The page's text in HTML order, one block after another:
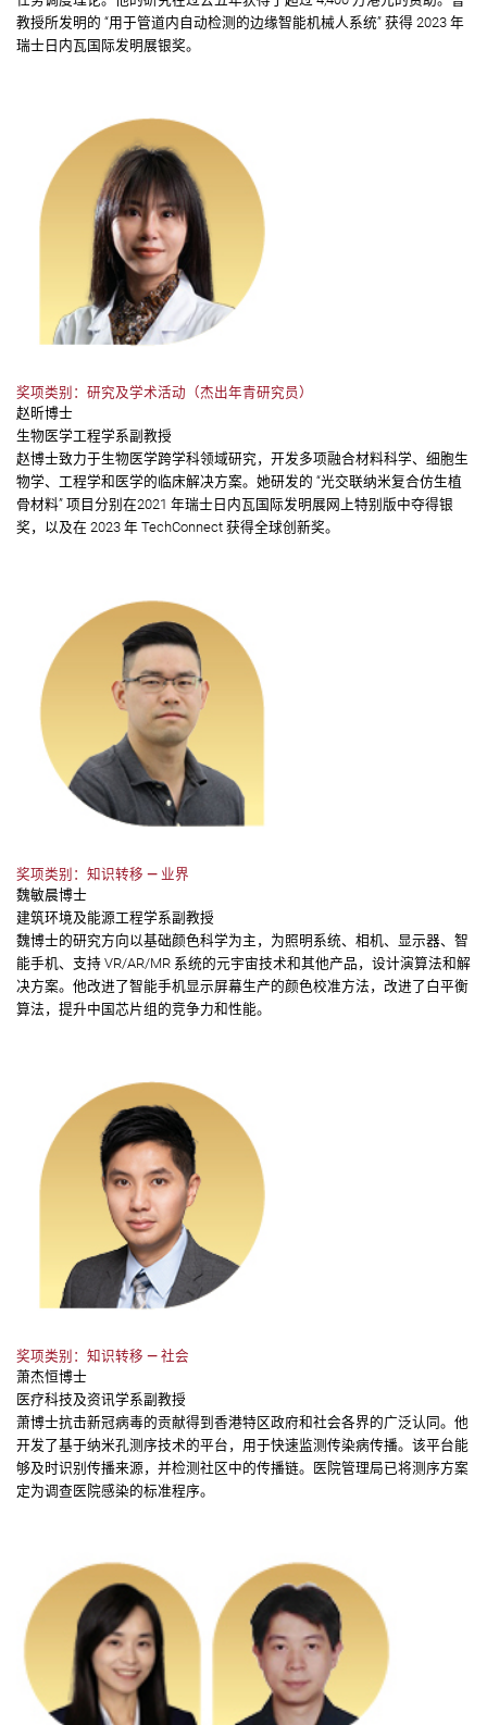
教授所发明的 “用于管道内自动检测的边缘智能机械人系统” 获得 2023 年
瑞士日内瓦国际发明展银奖。
奖项类别：研究及学术活动（杰出年青研究员）
赵昕博士
生物医学工程学系副教授
赵博士致力于生物医学跨学科领域研究，开发多项融合材料科学、细胞生
物学、工程学和医学的临床解决方案。她研发的 “光交联纳米复合仿生植
骨材料” 项目分别在2021 年瑞士日内瓦国际发明展网上特别版中夺得银
奖，以及在 2023 年 TechConnect 获得全球创新奖。
奖项类别：知识转移 — 业界
魏敏晨博士
建筑环境及能源工程学系副教授
魏博士的研究方向以基础颜色科学为主，为照明系统、相机、显示器、智
能手机、支持 VR/AR/MR 系统的元宇宙技术和其他产品，设计演算法和解
决方案。他改进了智能手机显示屏幕生产的颜色校准方法，改进了白平衡
算法，提升中国芯片组的竞争力和性能。
奖项类别：知识转移 — 社会
萧杰恒博士
医疗科技及资讯学系副教授
萧博士抗击新冠病毒的贡献得到香港特区政府和社会各界的广泛认同。他
开发了基于纳米孔测序技术的平台，用于快速监测传染病传播。该平台能
够及时识别传播来源，并检测社区中的传播链。医院管理局已将测序方案
定为调查医院感染的标准程序。